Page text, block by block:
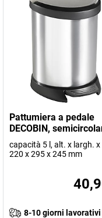
Pattumiera a pedale
DECOBIN,
capacità 5 l, alt. x largh.
220 x 295 x 245 mm
8-10 giorni lavorativi